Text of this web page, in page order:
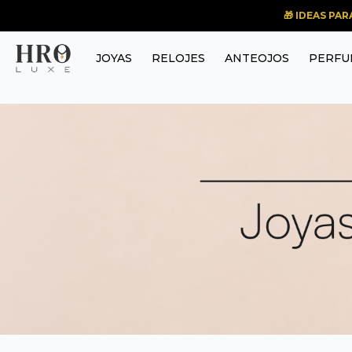
🎁 IDEAS
JOYAS RELOJES ANTEOJOS